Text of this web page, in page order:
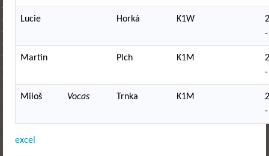
Lucie Horká K1W
Martin Plch K1M
Miloš Vocas Trnka K1M
excel